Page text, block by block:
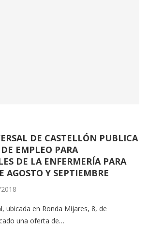
DE CASTELLÓN PUBLICA
EMPLEO PARA
DE LA ENFERMERÍA PARA
AGOSTO Y SEPTIEMBRE
ubicada en Ronda Mijares, 8, de
una oferta de…